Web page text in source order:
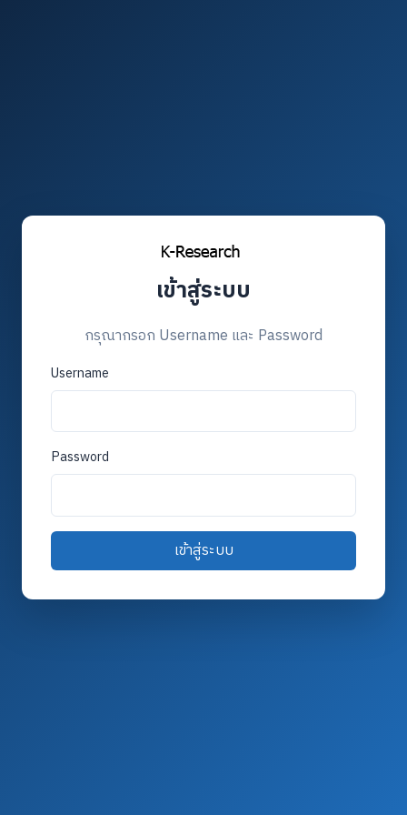
เข้าสู่ระบบ
กรุณากรอก Username และ Password
Username
Password
เข้าสู่ระบบ